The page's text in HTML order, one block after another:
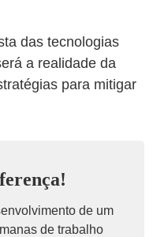
das tecnologias
a realidade da
para mitigar
de um
de trabalho